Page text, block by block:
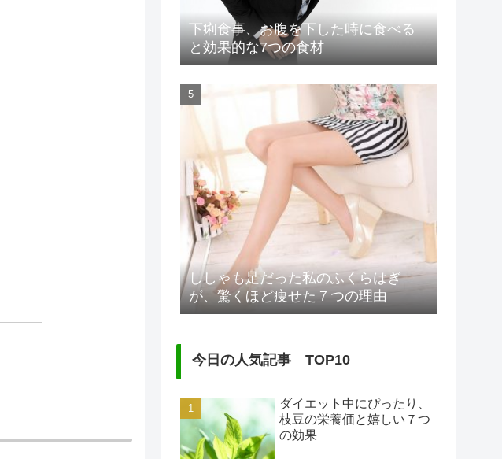
下痢食事、お腹を下した時に食べる
と効果的な7つの食材
ししゃも足だった私のふくらはぎ
が、驚くほど痩せた７つの理由
今日の人気記事 TOP10
ダイエット中にぴったり、
枝豆の栄養価と嬉しい７つ
の効果